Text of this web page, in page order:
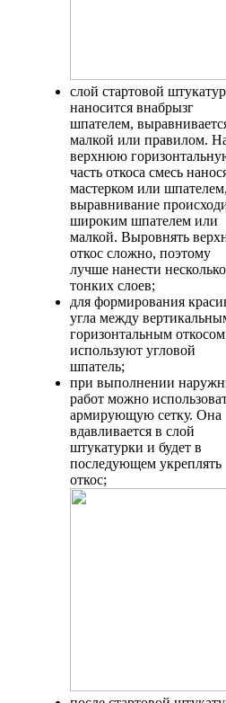
слой стартовой
наносится внабрызг
шпателем,
малкой или правилом.
верхнюю
часть откоса смесь
мастерком или шпателем,
выравнивание
широким шпателем или
малкой. Выровнять
откос сложно, поэтому
лучше нанести несколько
тонких слоев;
для формирования
угла между
горизонтальным откосом
используют угловой
шпатель;
при выполнении
работ можно
армирующую сетку. Она
вдавливается в слой
штукатурки и будет в
последующем укреплять
откос;